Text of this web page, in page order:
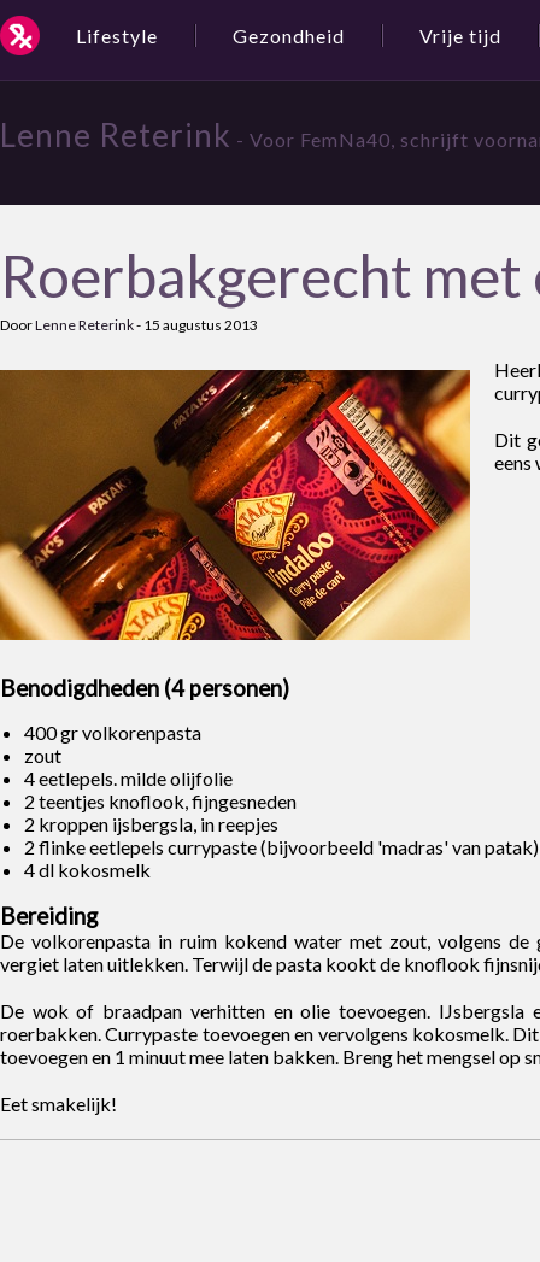
Lifestyle Gezondheid Vrije tijd
Lenne Reterink - Voor FemNa40, schrijft
Roerbakgerecht
DoorLenne Reterink- 15 augustus 2013
Dit
eens
Benodigdheden (4 personen)
400 gr volkorenpasta
zout
4 eetlepels. milde olijfolie
2 teentjes knoflook, fijngesneden
2 kroppen ijsbergsla, in reepjes
2 flinke eetlepels currypaste (bijvoorbeeld 'madras' van patak)
4 dl kokosmelk
Bereiding
De volkorenpasta in ruim kokend water met zout, volgens de
vergiet laten uitlekken. Terwijl de pasta kookt de knoflook
De wok of braadpan verhitten en olie toevoegen. IJsbergsla
roerbakken. Currypaste toevoegen en vervolgens kokosmelk.
toevoegen en 1 minuut mee laten bakken. Breng het mengsel op
Eet smakelijk!